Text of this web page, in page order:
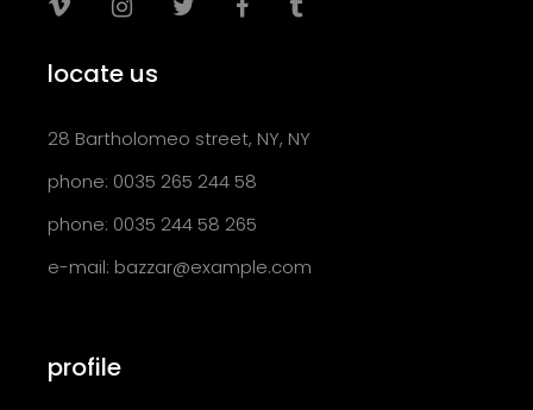
locate us
28 Bartholomeo street, NY, NY
phone: 0035 265 244 58
phone: 0035 244 58 265
e-mail: bazzar@example.com
profile